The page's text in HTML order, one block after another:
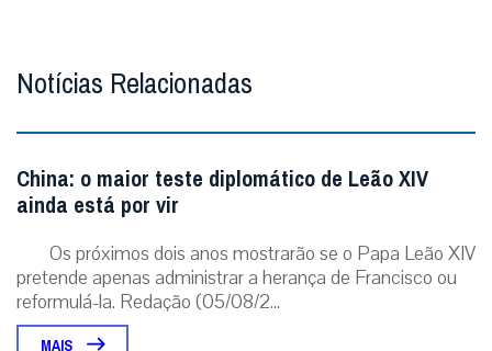
Notícias Relacionadas
China: o maior teste diplomático de Leão XIV
ainda está por vir
Os próximos dois anos mostrarão se o Papa Leão XIV
pretende apenas administrar a herança de Francisco ou
reformulá-la. Redação (05/08/2...
MAIS